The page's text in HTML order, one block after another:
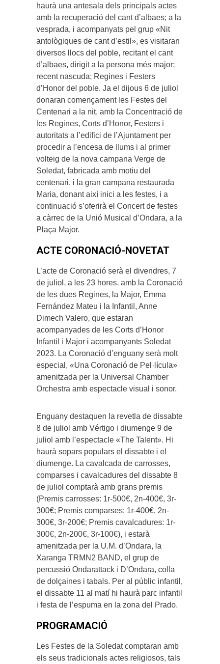
haurà una antesala dels principals actes
amb la recuperació del cant d’albaes; a la
vesprada, i acompanyats pel grup «Nit
antològiques de cant d’estil», es visitaran
diversos llocs del poble, recitant el cant
d’albaes, dirigit a la persona més major;
recent nascuda; Regines i Festers
d’Honor del poble. Ja el dijous 6 de juliol
donaran començament les Festes del
Centenari a la nit, amb la Concentració de
les Regines, Corts d’Honor, Festers i
autoritats a l’edifici de l’Ajuntament per
procedir a l’encesa de llums i al primer
volteig de la nova campana Verge de
Soledat, fabricada amb motiu del
centenari, i la gran campana restaurada
Maria, donant així inici a les festes, i a
continuació s’oferirà el Concert de festes
a càrrec de la Unió Musical d’Ondara, a la
Plaça Major.
ACTE CORONACIÓ-NOVETAT
L’acte de Coronació serà el divendres, 7
de juliol, a les 23 hores, amb la Coronació
de les dues Regines, la Major, Emma
Fernández Mateu i la Infantil, Anne
Dimech Valero, que estaran
acompanyades de les Corts d’Honor
Infantil i Major i acompanyants Soledat
2023. La Coronació d’enguany serà molt
especial, «Una Coronació de Pel·lícula»
amenitzada per la Universal Chamber
Orchestra amb espectacle visual i sonor.
Enguany destaquen la revetla de dissabte
8 de juliol amb Vértigo i diumenge 9 de
juliol amb l’espectacle «The Talent». Hi
haurà sopars populars el dissabte i el
diumenge. La cavalcada de carrosses,
comparses i cavalcadures del dissabte 8
de juliol comptarà amb grans premis
(Premis carrosses: 1r-500€, 2n-400€, 3r-
300€; Premis comparses: 1r-400€, 2n-
300€, 3r-200€; Premis cavalcadures: 1r-
300€, 2n-200€, 3r-100€), i estarà
amenitzada per la U.M. d’Ondara, la
Xaranga TRMN2 BAND, el grup de
percussió Ondarattack i D’Ondara, colla
de dolçaines i tabals. Per al públic infantil,
el dissabte 11 al matí hi haurà parc infantil
i festa de l’espuma en la zona del Prado.
PROGRAMACIÓ
Les Festes de la Soledat comptaran amb
els seus tradicionals actes religiosos, tals